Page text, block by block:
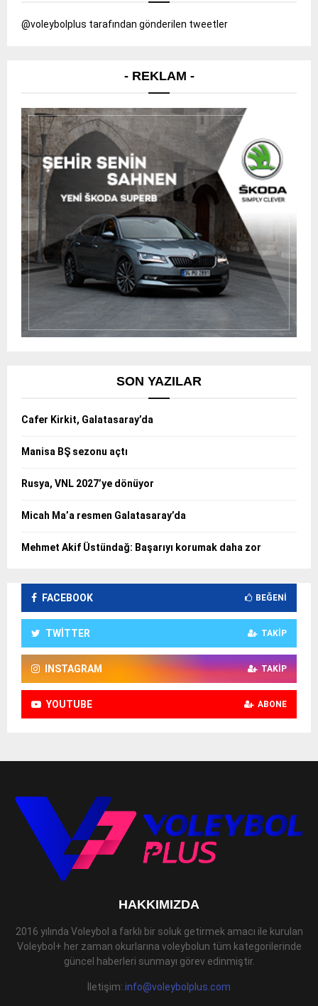
@voleybolplus tarafından gönderilen tweetler
- REKLAM -
SON YAZILAR
Cafer Kirkit, Galatasaray’da
Manisa BŞ sezonu açtı
Rusya, VNL 2027’ye dönüyor
Micah Ma’a resmen Galatasaray’da
Mehmet Akif Üstündağ: Başarıyı korumak daha zor
FACEBOOK BEĞENI
TWITTER TAKIP
INSTAGRAM TAKIP
YOUTUBE ABONE
HAKKIMIZDA
2016 yılında Voleybol a farklı bir soluk getirmek amacı ile kurulan
Voleybol+ her zaman okurlarına voleybolun tüm kategorilerinde
güncel haberleri sunmayı görev edinmiştir.
İletişim: info@voleybolplus.com